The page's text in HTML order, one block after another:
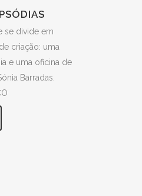
se divide em
criação: uma
e uma oficina de
Barradas.